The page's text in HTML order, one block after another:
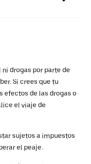
drogas por parte de
Si crees que tu
efectos de las drogas o
el viaje de
sujetos a impuestos
el peaje.